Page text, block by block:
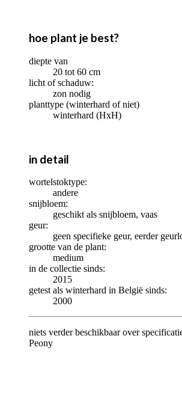
hoe plant je best?
diepte van
20 tot 60 cm
licht of schaduw:
zon nodig
planttype (winterhard of niet)
winterhard (HxH)
in detail
wortelstoktype:
andere
snijbloem:
geschikt als snijbloem, vaas
geur:
geen specifieke geur, eerder
grootte van de plant:
medium
in de collectie sinds:
2015
getest als winterhard in België sinds:
2000
niets verder beschikbaar over
Peony